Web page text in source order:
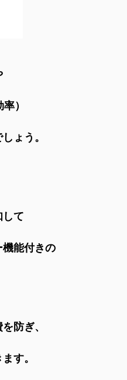
）
ょう。
して
能付きの
防ぎ、
す。